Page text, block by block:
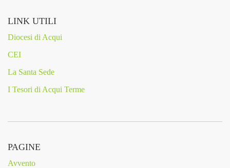
LINK UTILI
Diocesi di Acqui
CEI
La Santa Sede
I Tesori di Acqui Terme
PAGINE
Avvento